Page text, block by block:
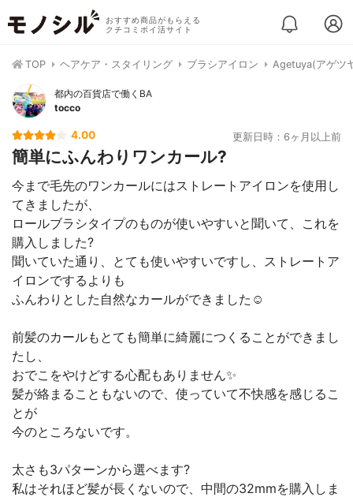
おすすめ商品がもらえる
クチコミポイ活サイト
TOP ヘアケア・スタイリング ブラシアイロン Agetuya(アゲツ
都内の百貨店で働くBA
tocco
4.00 更新日時：6ヶ月以上前
簡単にふんわりワンカール?
今まで毛先のワンカールにはストレートアイロンを使用し
てきましたが、
ロールブラシタイプのものが使いやすいと聞いて、これを
購入しました?
聞いていた通り、とても使いやすいですし、ストレートア
イロンでするよりも
ふんわりとした自然なカールができました☺️
前髪のカールもとても簡単に綺麗につくることができまし
たし、
おでこをやけどする心配もありません✨
髪が絡まることもないので、使っていて不快感を感じるこ
とが
今のところないです。
太さも3パターンから選べます?
私はそれほど髪が長くないので、中間の32mmを購入しま